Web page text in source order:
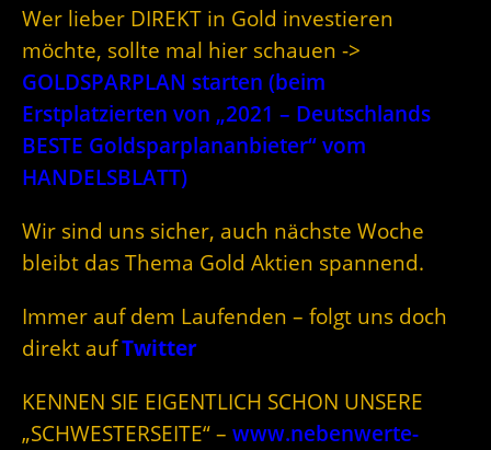
Wer lieber DIREKT in Gold investieren
möchte, sollte mal hier schauen ->
GOLDSPARPLAN starten (beim
Erstplatzierten von „2021 – Deutschlands
BESTE Goldsparplananbieter“ vom
HANDELSBLATT)
Wir sind uns sicher, auch nächste Woche
bleibt das Thema Gold Aktien spannend.
Immer auf dem Laufenden – folgt uns doch
direkt aufTwitter
KENNEN SIE EIGENTLICH SCHON UNSERE
„SCHWESTERSEITE“ – www.nebenwerte-